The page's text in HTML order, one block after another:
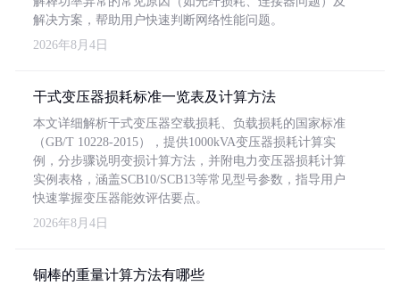
解决方案，帮助用户快速判断网络性能问题。
2026年8月4日
干式变压器损耗标准一览表及计算方法
本文详细解析干式变压器空载损耗、负载损耗的国家标准
（GB/T 10228-2015），提供1000kVA变压器损耗计算实
例，分步骤说明变损计算方法，并附电力变压器损耗计算
实例表格，涵盖SCB10/SCB13等常见型号参数，指导用户
快速掌握变压器能效评估要点。
2026年8月4日
铜棒的重量计算方法有哪些